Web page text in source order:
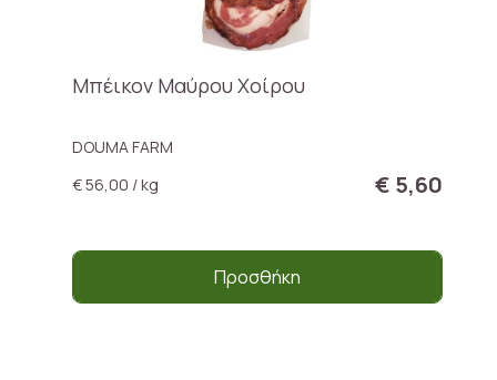
Μπέικον Μαύρου Χοίρου
DOUMA FARM
€ 56,00 / kg
€ 5,60
Προσθήκη